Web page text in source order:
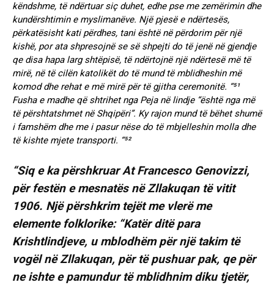
këndshme, të ndërtuar siç duhet, edhe pse me zemërimin dhe
kundërshtimin e myslimanëve. Një pjesë e ndërtesës,
përkatësisht kati përdhes, tani është në përdorim për një
kishë, por ata shpresojnë se së shpejti do të jenë në gjendje
qe disa hapa larg shtëpisë, të ndërtojnë një ndërtesë më të
mirë, në të cilën katolikët do të mund të mblidheshin më
komod dhe rehat e më mirë për të gjitha ceremonitë. “⁵¹
Fusha e madhe që shtrihet nga Peja në lindje “është nga më
të përshtatshmet në Shqipëri”. Ky rajon mund të bëhet shumë
i famshëm dhe me i pasur nëse do të mbjelleshin molla dhe
të kishte mjete transporti. “⁵²
“Siq e ka përshkruar At Francesco Genovizzi,
për festën e mesnatës në Zllakuqan të vitit
1906. Një përshkrim tejët me vlerë me
elemente folklorike: “Katër ditë para
Krishtlindjeve, u mblodhëm për një takim të
vogël në Zllakuqan, për të pushuar pak, qe për
ne ishte e pamundur të mblidhnim diku tjetër,